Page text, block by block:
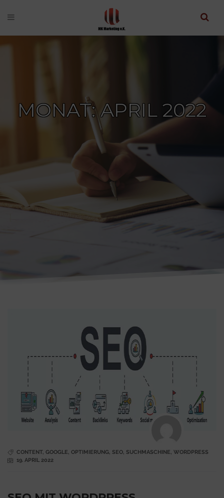
MONAT: APRIL 2022
CONTENT, GOOGLE, OPTIMIERUNG, SEO, SUCHMASCHINE, WORDPRESS
19. APRIL 2022